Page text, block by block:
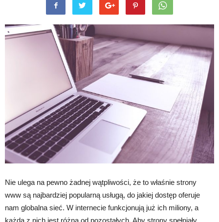
Nie ulega na pewno żadnej wątpliwości, że to właśnie strony
www są najbardziej popularną usługą, do jakiej dostęp oferuje
nam globalna sieć. W internecie funkcjonują już ich miliony, a
każda z nich jest różna od pozostałych. Aby strony spełniały